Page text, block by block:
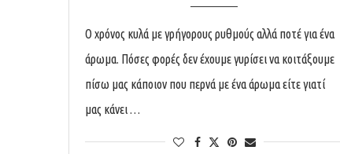
Ο χρόνος κυλά με γρήγορους ρυθμούς αλλά ποτέ για ένα
άρωμα. Πόσες φορές δεν έχουμε γυρίσει να κοιτάξουμε
πίσω μας κάποιον που περνά με ένα άρωμα είτε γιατί
μας κάνει …